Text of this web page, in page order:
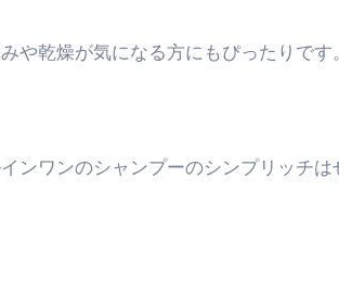
方法 #投資詐欺 #詐欺 #弁護士 #法律
金で受け取る方法
#shorts
なる！
険回避と安全な稼ぎ方を徹底解説
資してる営業39歳サラリーマン【
や乾燥が気になる方にもぴったりです。
ンワンのシャンプーのシンプリッチは